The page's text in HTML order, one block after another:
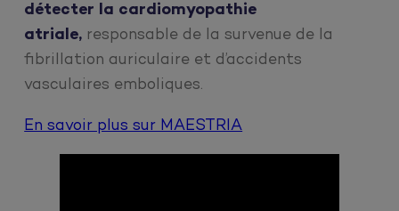
détecter la cardiomyopathie
atriale, responsable de la survenue de la
fibrillation auriculaire et d’accidents
vasculaires emboliques.
En savoir plus sur MAESTRIA